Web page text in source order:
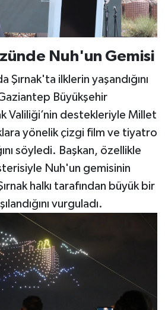
Nuh'un Gemisi
Şırnak'ta ilklerin yaşandığını
Büyükşehir
Valiliği’nin destekleriyle Millet
yönelik çizgi film ve tiyatro
söyledi. Başkan, özellikle
Nuh'un gemisinin
halkı tarafından büyük bir
vurguladı.